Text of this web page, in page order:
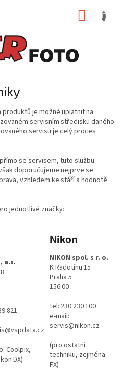
je možné uplatnit na
servisním středisku daného
servisu je celý proces
se servisem, tuto službu
doporučujeme nejprve se
vzhledem ke stáří a hodnotě
jednotlivé značky:
a.s.
821
Coolpix,
DX)
Nikon
NIKON spol. s r. o.
K Radotínu 15
Praha 5
156 00
tel: 230 230 100
e-mail:
servis@nikon.cz
(pro ostatní
techniku, zejména
FX)